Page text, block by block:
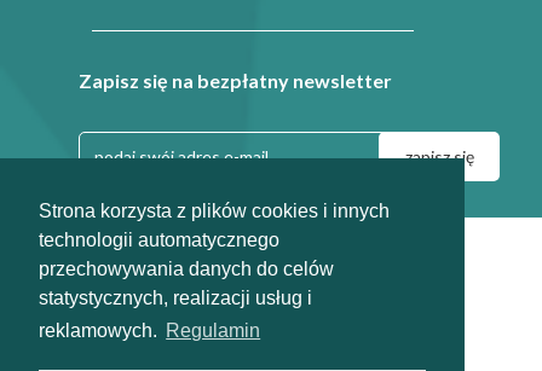
Strona korzysta z plików cookies i innych
technologii automatycznego
przechowywania danych do celów
statystycznych, realizacji usług i
reklamowych. Regulamin
Zapisz się na bezpłatny newsletter
Regulamin | Dla prasy
info@odpady-help.pl
2010-2026